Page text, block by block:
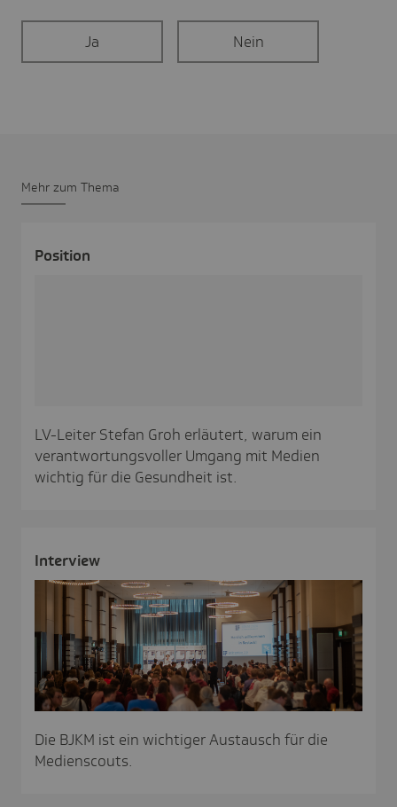
Ja Nein
Mehr zum Thema
Posi­tion
LV-Leiter Stefan Groh erläutert, warum ein
verantwortungsvoller Umgang mit Medien
wichtig für die Gesundheit ist.
Inter­view
Die BJKM ist ein wichtiger Austausch für die
Medienscouts.